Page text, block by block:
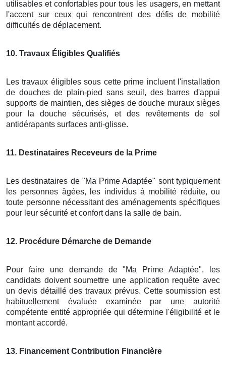
utilisables et confortables pour tous les usagers, en mettant
l'accent sur ceux qui rencontrent des défis de mobilité
difficultés de déplacement.
10. Travaux Éligibles Qualifiés
Les travaux éligibles sous cette prime incluent l'installation
de douches de plain-pied sans seuil, des barres d'appui
supports de maintien, des sièges de douche muraux sièges
pour la douche sécurisés, et des revêtements de sol
antidérapants surfaces anti-glisse.
11. Destinataires Receveurs de la Prime
Les destinataires de "Ma Prime Adaptée" sont typiquement
les personnes âgées, les individus à mobilité réduite, ou
toute personne nécessitant des aménagements spécifiques
pour leur sécurité et confort dans la salle de bain.
12. Procédure Démarche de Demande
Pour faire une demande de "Ma Prime Adaptée", les
candidats doivent soumettre une application requête avec
un devis détaillé des travaux prévus. Cette soumission est
habituellement évaluée examinée par une autorité
compétente entité appropriée qui détermine l'éligibilité et le
montant accordé.
13. Financement Contribution Financière